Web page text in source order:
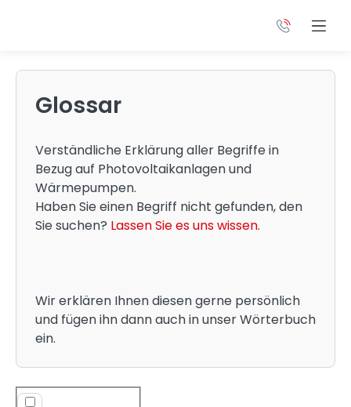
Glossar
Verständliche Erklärung aller Begriffe in
Bezug auf Photovoltaikanlagen und
Wärmepumpen.
Haben Sie einen Begriff nicht gefunden, den
Sie suchen? Lassen Sie es uns wissen.
Wir erklären Ihnen diesen gerne persönlich
und fügen ihn dann auch in unser Wörterbuch
ein.